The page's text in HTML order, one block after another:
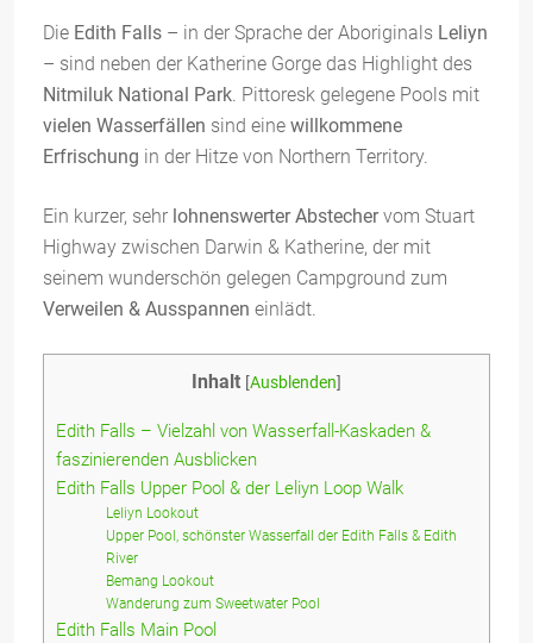
Die Edith Falls – in der Sprache der Aboriginals Leliyn
– sind neben der Katherine Gorge das Highlight des
Nitmiluk National Park. Pittoresk gelegene Pools mit
vielen Wasserfällen sind eine willkommene
Erfrischung in der Hitze von Northern Territory.
Ein kurzer, sehr lohnenswerter Abstechervom Stuart
Highway zwischen Darwin & Katherine, der mit
seinem wunderschön gelegen Campground zum
Verweilen & Ausspannen einlädt.
Inhalt [Ausblenden]
Edith Falls – Vielzahl von Wasserfall-Kaskaden &
faszinierenden Ausblicken
Edith Falls Upper Pool & der Leliyn Loop Walk
Leliyn Lookout
Upper Pool, schönster Wasserfall der Edith Falls & Edith
River
Bemang Lookout
Wanderung zum Sweetwater Pool
Edith Falls Main Pool